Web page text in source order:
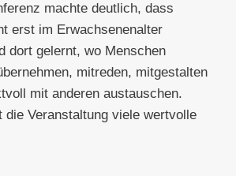
machte deutlich, dass
erst im Erwachsenenalter
dort gelernt, wo Menschen
mitreden, mitgestalten
mit anderen austauschen.
die Veranstaltung viele wertvolle